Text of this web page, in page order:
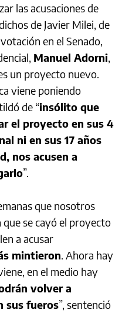
las acusaciones de
de Javier Milei, de
en el Senado,
Manuel Adorni,
un proyecto nuevo.
viene poniendo
de “insólito que
el proyecto en sus 4
ni en sus 17 años
nos acusen a
”.
que nosotros
se cayó el proyecto
a acusar
mintieron. Ahora hay
en el medio hay
volver a
sus fueros”, sentenció